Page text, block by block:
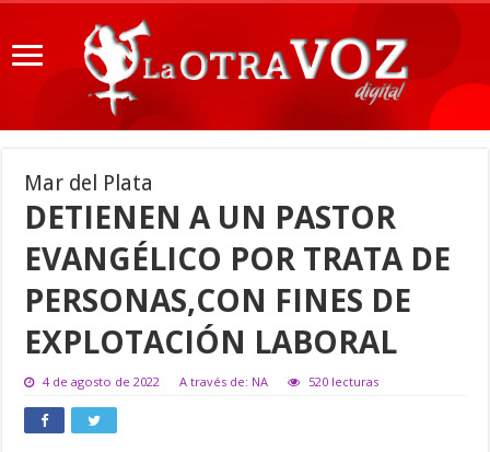
Mar del Plata
DETIENEN A UN PASTOR
EVANGÉLICO POR TRATA DE
PERSONAS,CON FINES DE
EXPLOTACIÓN LABORAL
4 de agosto de 2022 A través de: NA 520 lecturas